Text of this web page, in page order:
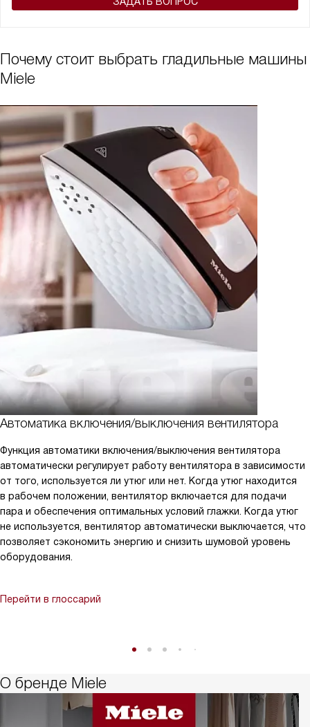
Почему стоит выбрать гладильные машины
Miele
Автоматика включения/выключения вентилятора
Функция автоматики включения/выключения вентилятора
автоматически регулирует работу вентилятора в зависимости
от того, используется ли утюг или нет. Когда утюг находится
в рабочем положении, вентилятор включается для подачи
пара и обеспечения оптимальных условий глажки. Когда утюг
не используется, вентилятор автоматически выключается, что
позволяет сэкономить энергию и снизить шумовой уровень
оборудования.
Перейти в глоссарий
О бренде Miele